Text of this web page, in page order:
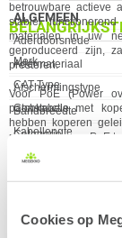
Cookies op
Eigenschap Waarde
Merk
CAT Type
Constructie
Kabellengte
AWG maat
Kleur Product
EAN
ALGEMEEN
Eigenschap Waarde
Aderdoorsnede
Adermateriaal
Afschermingstype
Bandbreedte
Categorie
Connector A
Connector B
Contactoppervlakte
betrouwbare actieve
stabiel
materialen in uw
geproduceerd zijn,
presteren.
Voor PoE (Power
patchkabels met
hebben koperen
netwerken waar PoE
Compatible met CPR
Kabels zijn 100%